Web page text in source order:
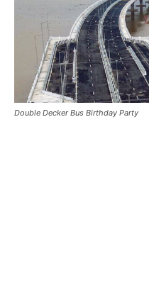
Double Decker Bus Birthday Party